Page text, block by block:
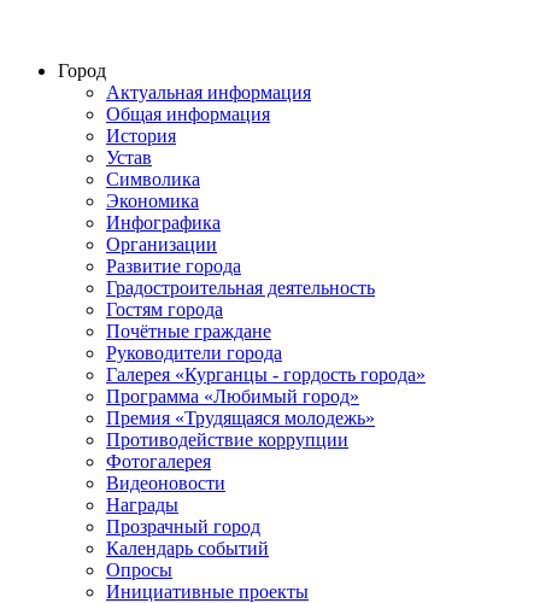
Город
Актуальная информация
Общая информация
История
Устав
Символика
Экономика
Инфографика
Организации
Развитие города
Градостроительная деятельность
Гостям города
Почётные граждане
Руководители города
Галерея «Курганцы - гордость города»
Программа «Любимый город»
Премия «Трудящаяся молодежь»
Противодействие коррупции
Фотогалерея
Видеоновости
Награды
Прозрачный город
Календарь событий
Опросы
Инициативные проекты